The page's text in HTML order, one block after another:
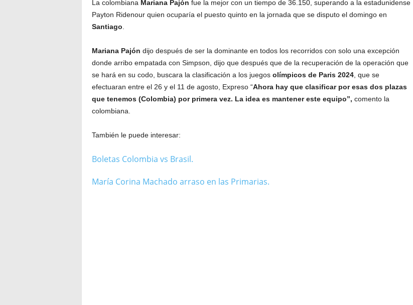
La colombiana Mariana Pajón fue la mejor con un tiempo de 36.150, superando a la estadunidense
Payton Ridenour quien ocuparía el puesto quinto en la jornada que se disputo el domingo en
Santiago
Mariana Pajón dijo después de ser la dominante en todos los recorridos con solo una excepción
donde arribo empatada con Simpson, dijo que después que de la recuperación de la operación que
se hará en su codo, buscara la clasificación a los juegos olímpicos de Paris 2024, que se
efectuaran entre el 26 y el 11 de agosto, Expreso “Ahora hay que clasificar por esas dos plazas
que tenemos (Colombia) por primera vez. La idea es mantener este equipo”, comento la
colombiana.
También le puede interesar:
Boletas Colombia vs Brasil.
María Corina Machado arraso en las Primarias.